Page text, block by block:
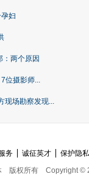
妇
：两个原因
位摄影师...
现场勘察发现...
务 诚征英才
保护隐
版权所有 Copyright ©